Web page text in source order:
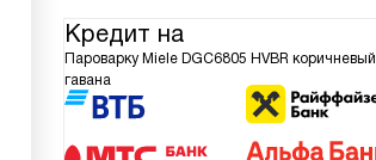
Кредит на
Пароварку Miele DGC6805 HVBR коричневый
гавана